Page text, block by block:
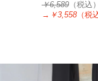
￥6,589（税込
→ ￥3,558（税